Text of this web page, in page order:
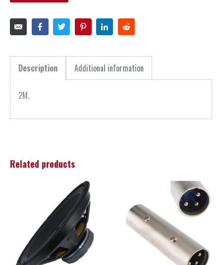
Description Additional information
2M.
Related products